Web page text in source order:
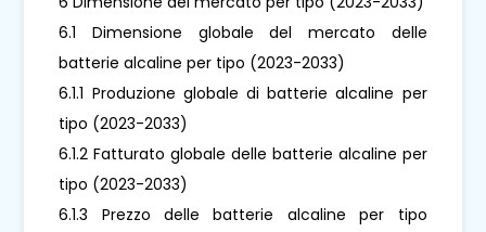
6.1 Dimensione globale del mercato delle
batterie alcaline per tipo (2023-2033)
6.1.1 Produzione globale di batterie alcaline per
tipo (2023-2033)
6.1.2 Fatturato globale delle batterie alcaline per
tipo (2023-2033)
6.1.3 Prezzo delle batterie alcaline per tipo